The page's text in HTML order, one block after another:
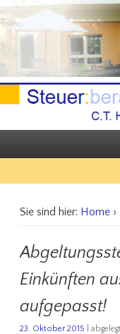
Sie steuern, wir beraten
Sie sind hier: Home›
Einkünften
aufgepasst!
23. Oktober 2015 |